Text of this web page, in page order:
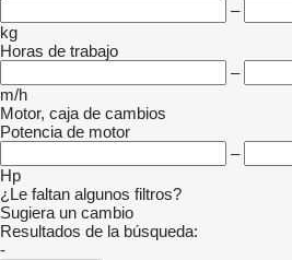
–
kg
Horas de trabajo
–
m/h
Motor, caja de cambios
Potencia de motor
–
Hp
¿Le faltan algunos filtros?
Sugiera un cambio
Resultados de la búsqueda:
-